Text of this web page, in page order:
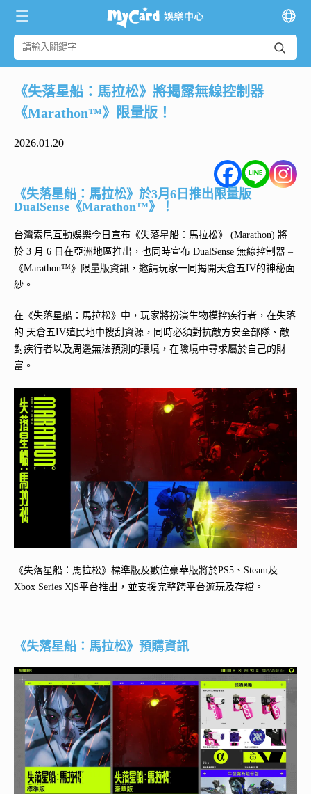
《失落星船：馬拉松》將揭露無線控制器
《Marathon™》限量版！
2026.01.20
《失落星船：馬拉松》於3月6日推出限量版
DualSense《Marathon™》！
台灣索尼互動娛樂今日宣布《失落星船：馬拉松》 (Marathon) 將
於 3 月 6 日在亞洲地區推出，也同時宣布 DualSense 無線控制器 –
《Marathon™》限量版資訊，邀請玩家一同揭開天倉五IV的神秘面
紗。
在《失落星船：馬拉松》中，玩家將扮演生物模控疾行者，在失落
的 天倉五IV殖民地中搜刮資源，同時必須對抗敵方安全部隊、敵
對疾行者以及周邊無法預測的環境，在險境中尋求屬於自己的財
富。
《失落星船：馬拉松》標準版及數位豪華版將於PS5、Steam及
Xbox Series X|S平台推出，並支援完整跨平台遊玩及存檔。
《失落星船：馬拉松》 預購資訊